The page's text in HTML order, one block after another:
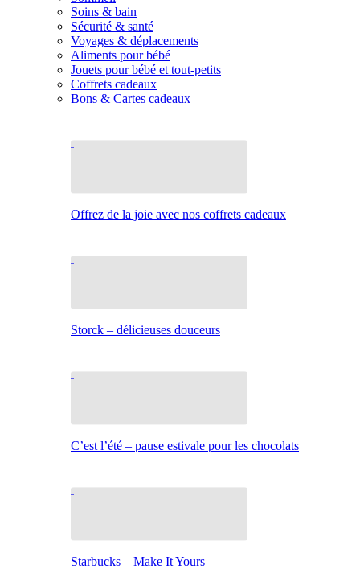
Soins & bain
Sécurité & santé
Voyages & déplacements
Aliments pour bébé
Jouets pour bébé et tout-petits
Coffrets cadeaux
Bons & Cartes cadeaux
Offrez de la joie avec nos coffrets cadeaux
Storck – délicieuses douceurs
C’est l’été – pause estivale pour les chocolats
Starbucks – Make It Yours